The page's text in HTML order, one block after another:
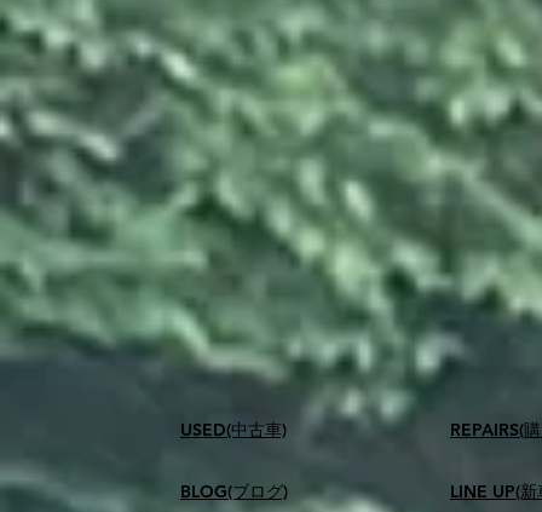
USED(中古車)
BLOG(ブログ)
​REPAIRS(
LINE UP(